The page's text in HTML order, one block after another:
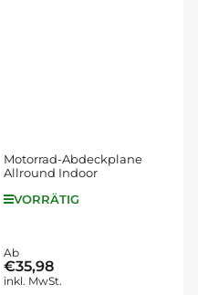
Motorrad-Abdeckplane
Allround Indoor
VORRÄTIG
Normaler
Preis
Ab
€35,98
inkl. MwSt.